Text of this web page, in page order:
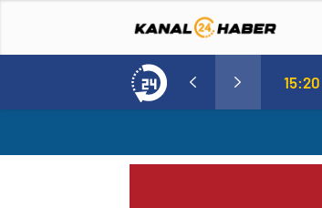
Norweç silahlı kuvvetleri kadınlardan oluşan özel kuvvetler eğitimlerini başlattı. 15:20